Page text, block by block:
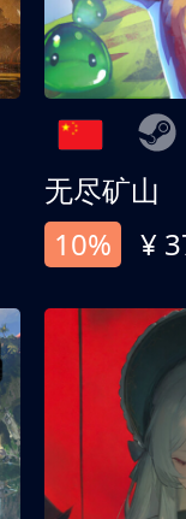
无尽矿山
10%
¥